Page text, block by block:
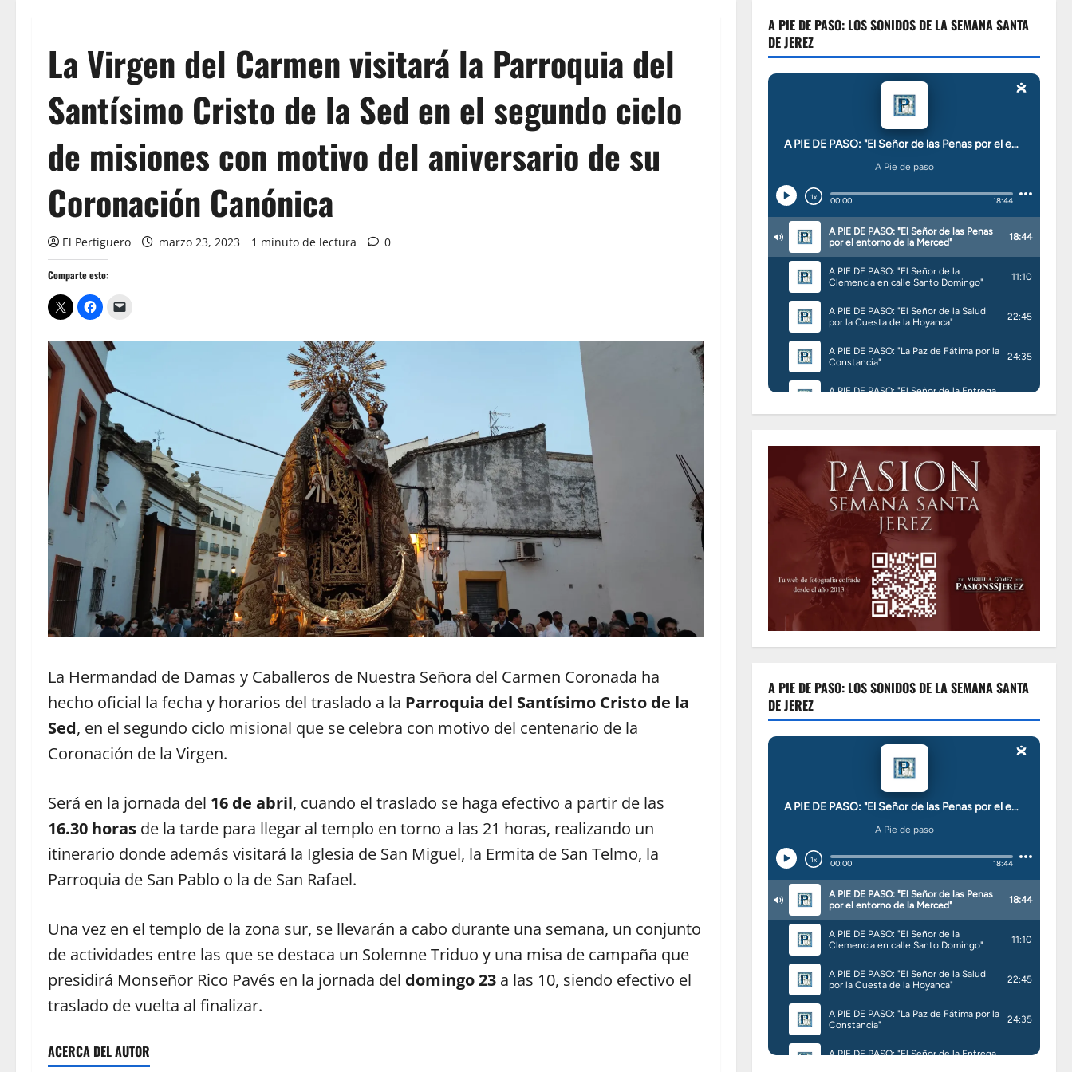
La Virgen del Carmen visitará la Parroquia del
Santísimo Cristo de la Sed en el segundo ciclo
de misiones con motivo del aniversario de su
Coronación Canónica
El Pertiguero marzo 23, 2023 1 minuto de lectura 0
Comparte esto:
La Hermandad de Damas y Caballeros de Nuestra Señora del Carmen Coronada ha
hecho oficial la fecha y horarios del traslado a la Parroquia del Santísimo Cristo de la
Sed, en el segundo ciclo misional que se celebra con motivo del centenario de la
Coronación de la Virgen.
Será en la jornada del 16 de abril, cuando el traslado se haga efectivo a partir de las
16.30 horas de la tarde para llegar al templo en torno a las 21 horas, realizando un
itinerario donde además visitará la Iglesia de San Miguel, la Ermita de San Telmo, la
Parroquia de San Pablo o la de San Rafael.
Una vez en el templo de la zona sur, se llevarán a cabo durante una semana, un conjunto
de actividades entre las que se destaca un Solemne Triduo y una misa de campaña que
presidirá Monseñor Rico Pavés en la jornada del domingo 23 a las 10, siendo efectivo el
traslado de vuelta al finalizar.
ACERCA DEL AUTOR
A PIE DE PASO: LOS SONIDOS DE LA SEMANA SANTA
DE JEREZ
A PIE DE PASO: LOS SONIDOS DE LA SEMANA SANTA
DE JEREZ